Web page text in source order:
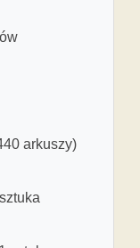
arkuszy)